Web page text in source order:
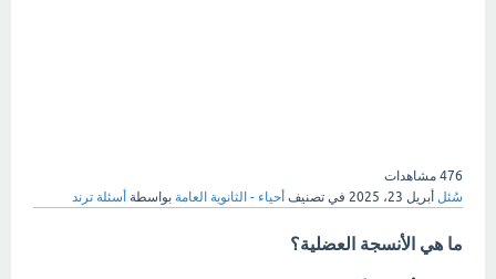
476 مشاهدات
سُئل أبريل 23، 2025 في تصنيف أحياء - الثانوية العامة بواسطة أسئلة ترند
ما هي الأنسجة العضلية؟